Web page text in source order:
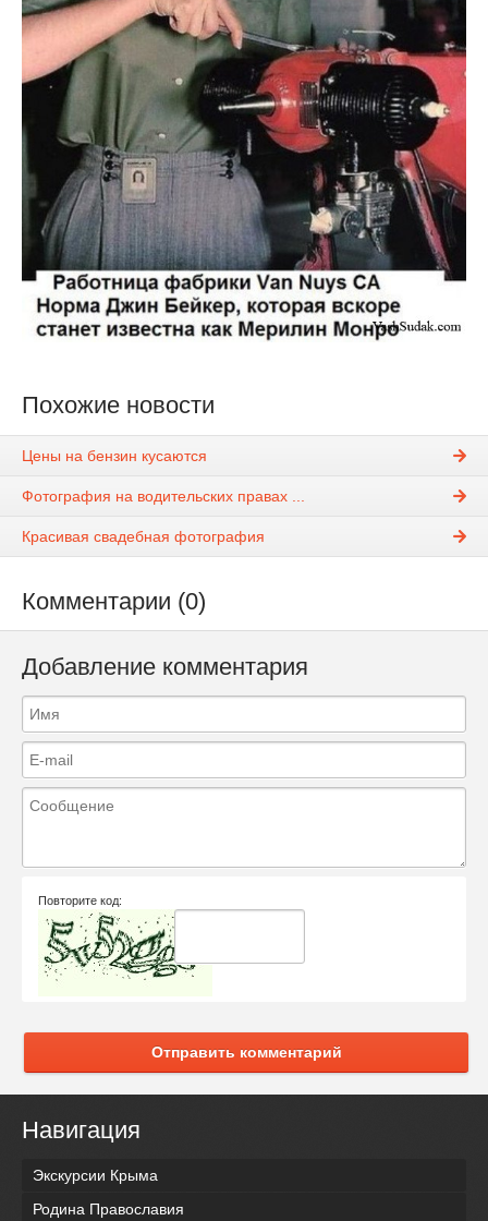
Похожие новости
Цены на бензин кусаются
Фотография на водительских правах ...
Красивая свадебная фотография
Комментарии (0)
Добавление комментария
Повторите код:
Отправить комментарий
Навигация
Экскурсии Крыма
Родина Православия